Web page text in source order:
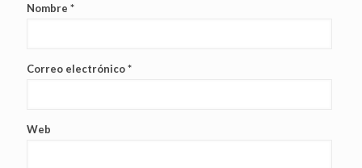
Nombre *
Correo electrónico*
Web